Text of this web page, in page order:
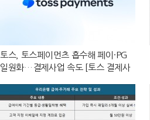
토스, 토스페이먼츠 흡수해 페이·PG
일원화…결제사업 속도 [토스 결제사